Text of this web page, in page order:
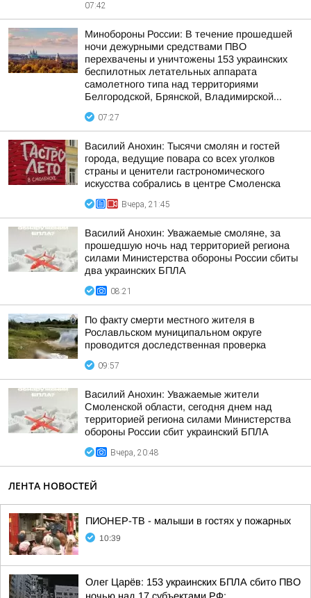
07:42
Минобороны России: В течение прошедшей
ночи дежурными средствами ПВО
перехвачены и уничтожены 153 украинских
беспилотных летательных аппарата
самолетного типа над территориями
Белгородской, Брянской, Владимирской...
07:27
Василий Анохин: Тысячи смолян и гостей
города, ведущие повара со всех уголков
страны и ценители гастрономического
искусства собрались в центре Смоленска
Вчера, 21:45
Василий Анохин: Уважаемые смоляне, за
прошедшую ночь над территорией региона
силами Министерства обороны России сбиты
два украинских БПЛА
08:21
По факту смерти местного жителя в
Рославльском муниципальном округе
проводится доследственная проверка
09:57
Василий Анохин: Уважаемые жители
Смоленской области, сегодня днем над
территорией региона силами Министерства
обороны России сбит украинский БПЛА
Вчера, 20:48
ЛЕНТА НОВОСТЕЙ
ПИОНЕР-ТВ - малыши в гостях у пожарных
10:39
Олег Царёв: 153 украинских БПЛА сбито ПВО